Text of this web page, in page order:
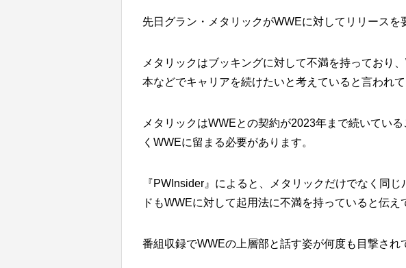
先日グラン・メタリックがWWEに対してリリースを
メタリックはブッキングに対して不満を持っており
本などでキャリアを続けたいと考えていると言われて
メタリックはWWEとの契約が2023年まで続いてい
くWWEに留まる必要があります。
『PWInsider』によると、メタリックだけでなく同
ドもWWEに対して起用法に不満を持っていると伝え
番組収録でWWEの上層部と話す姿が何度も目撃され